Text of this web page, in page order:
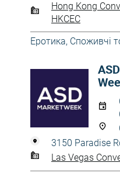
Hong Kong
HKCEC
Еротика, Споживчі
3150 Paradise
Las Vegas